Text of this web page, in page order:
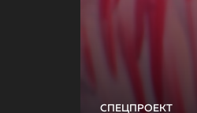
СПЕЦПРОЕКТ